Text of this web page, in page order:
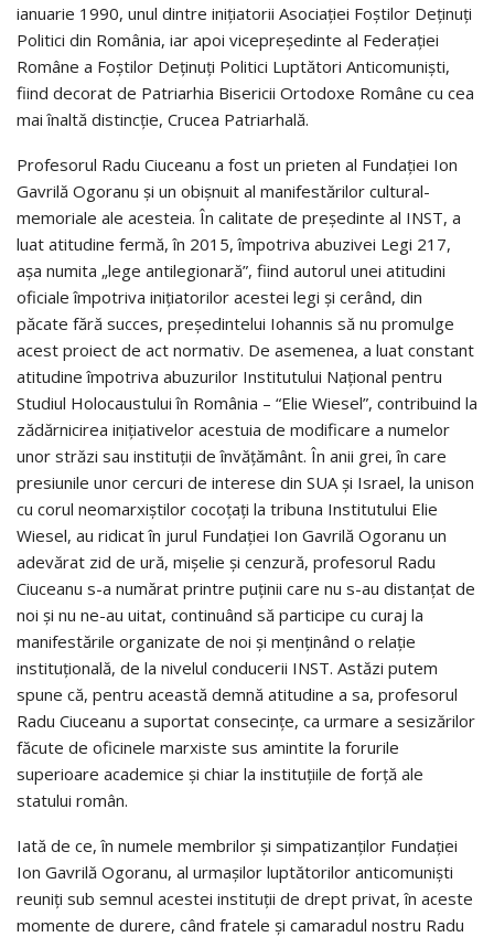
ianuarie 1990, unul dintre inițiatorii Asociației Foștilor Deținuți
Politici din România, iar apoi vicepreședinte al Federației
Române a Foștilor Deținuți Politici Luptători Anticomuniști,
fiind decorat de Patriarhia Bisericii Ortodoxe Române cu cea
mai înaltă distincție, Crucea Patriarhală.
Profesorul Radu Ciuceanu a fost un prieten al Fundației Ion
Gavrilă Ogoranu și un obișnuit al manifestărilor cultural-
memoriale ale acesteia. În calitate de președinte al INST, a
luat atitudine fermă, în 2015, împotriva abuzivei Legi 217,
așa numita „lege antilegionară”, fiind autorul unei atitudini
oficiale împotriva inițiatorilor acestei legi și cerând, din
păcate fără succes, președintelui Iohannis să nu promulge
acest proiect de act normativ. De asemenea, a luat constant
atitudine împotriva abuzurilor Institutului Național pentru
Studiul Holocaustului în România – “Elie Wiesel”, contribuind la
zădărnicirea inițiativelor acestuia de modificare a numelor
unor străzi sau instituții de învățământ. În anii grei, în care
presiunile unor cercuri de interese din SUA și Israel, la unison
cu corul neomarxiștilor cocoțați la tribuna Institutului Elie
Wiesel, au ridicat în jurul Fundației Ion Gavrilă Ogoranu un
adevărat zid de ură, mișelie și cenzură, profesorul Radu
Ciuceanu s-a numărat printre puținii care nu s-au distanțat de
noi și nu ne-au uitat, continuând să participe cu curaj la
manifestările organizate de noi și menținând o relație
instituțională, de la nivelul conducerii INST. Astăzi putem
spune că, pentru această demnă atitudine a sa, profesorul
Radu Ciuceanu a suportat consecințe, ca urmare a sesizărilor
făcute de oficinele marxiste sus amintite la forurile
superioare academice și chiar la instituțiile de forță ale
statului român.
Iată de ce, în numele membrilor și simpatizanților Fundației
Ion Gavrilă Ogoranu, al urmașilor luptătorilor anticomuniști
reuniți sub semnul acestei instituții de drept privat, în aceste
momente de durere, când fratele și camaradul nostru Radu